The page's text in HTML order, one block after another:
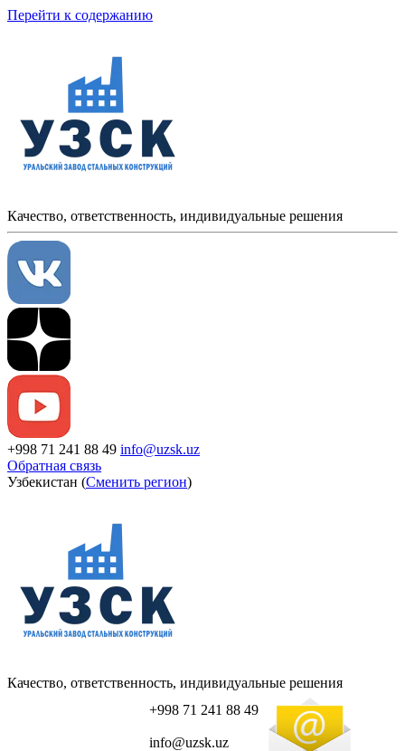
Перейти к содержанию
Качество, ответственность, индивидуальные решения
+998 71 241 88 49 info@uzsk.uz
Обратная связь
Узбекистан (Сменить регион)
Качество, ответственность, индивидуальные решения
+998 71 241 88 49
info@uzsk.uz